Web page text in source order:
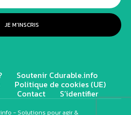
JE M'INSCRIS
Soutenir Cdurable.info
Politique de cookies (UE)
Contact S’identifier
- Solutions pour agir &